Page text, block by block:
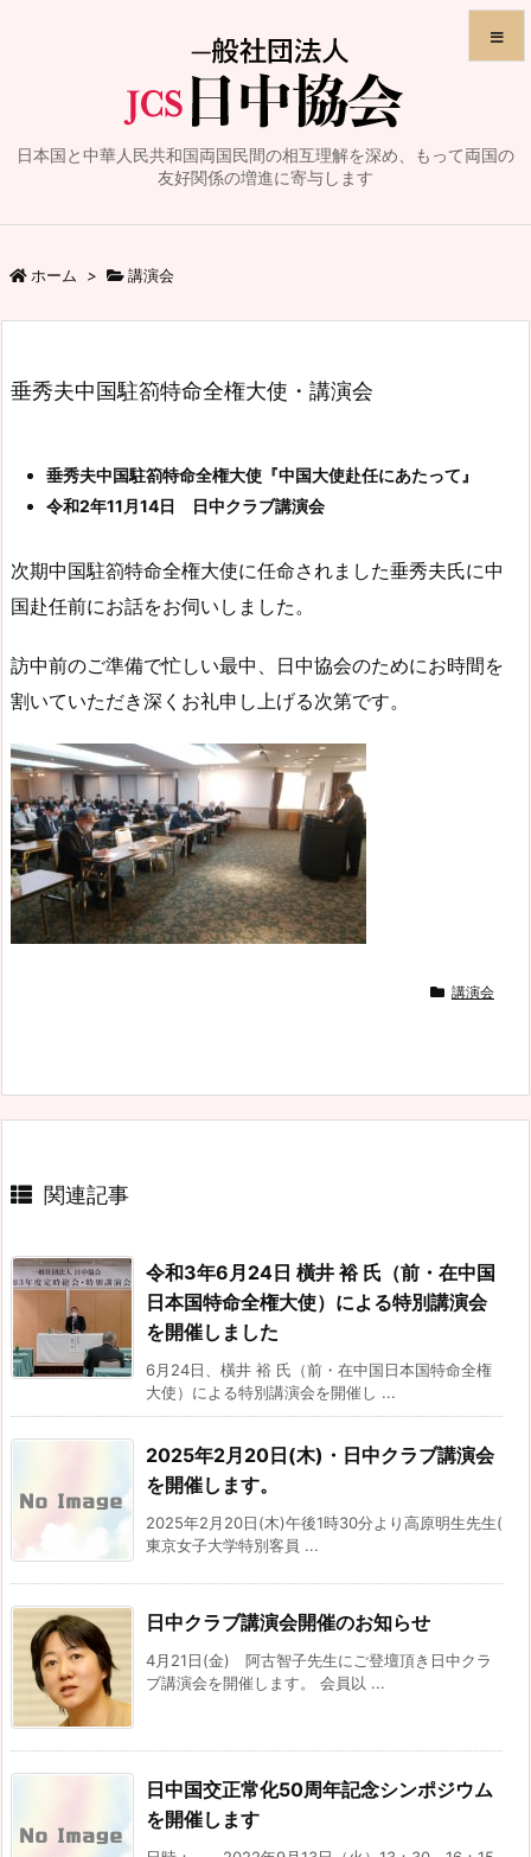
日本国と中華人民共和国両国民間の相互理解を深め、もって両国の
友好関係の増進に寄与します
ホーム > 講演会
垂秀夫中国駐箚特命全権大使・講演会
垂秀夫中国駐箚特命全権大使『中国大使赴任にあたって』
令和2年11月14日 日中クラブ講演会
次期中国駐箚特命全権大使に任命されました垂秀夫氏に中
国赴任前にお話をお伺いしました。
訪中前のご準備で忙しい最中、日中協会のためにお時間を
割いていただき深くお礼申し上げる次第です。
講演会
関連記事
令和3年6月24日 橫井 裕 氏（前・在中国
日本国特命全権大使）による特別講演会
を開催しました
6月24日、橫井 裕 氏（前・在中国日本国特命全権
大使）による特別講演会を開催し ...
2025年2月20日(木)・日中クラブ講演会
を開催します。
2025年2月20日(木)午後1時30分より高原明生先生(
東京女子大学特別客員 ...
日中クラブ講演会開催のお知らせ
4月21日(金) 阿古智子先生にご登壇頂き日中クラ
ブ講演会を開催します。 会員以 ...
日中国交正常化50周年記念シンポジウム
を開催します